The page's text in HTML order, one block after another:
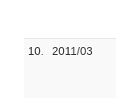
10. 2011/03